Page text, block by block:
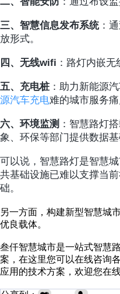
三、智慧信息发布系统 ：
放形式。
四、无线wifi ：路灯内嵌
五、充电桩 ：助力新能源
源汽车充电难的城市服务
六、环境监测 ：智慧路灯
象、环保等部门提供数据基
可以说，智慧路灯是智慧
共基础设施已难以支撑当
础。
另一方面，构建新型智慧城
优良载体。
叁仟智慧城市是一站式智慧
案，在这里您可以在线咨询
应用的技术方案，欢迎您在